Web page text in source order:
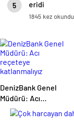
5
eridi
1845 kez okundu
DenizBank Genel
Müdürü: Acı
reçeteye
katlanmalıyız